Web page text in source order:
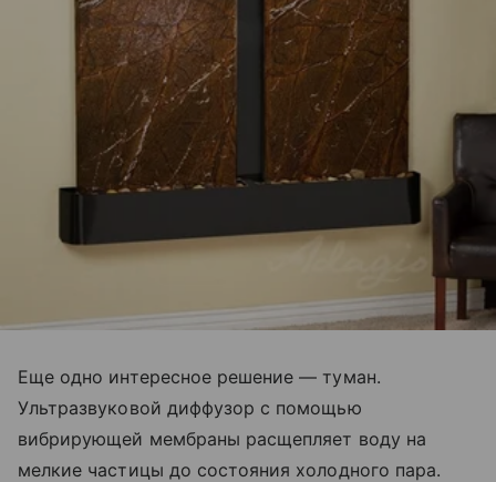
Еще одно интересное решение — туман.
Ультразвуковой диффузор с помощью
вибрирующей мембраны расщепляет воду на
мелкие частицы до состояния холодного пара.